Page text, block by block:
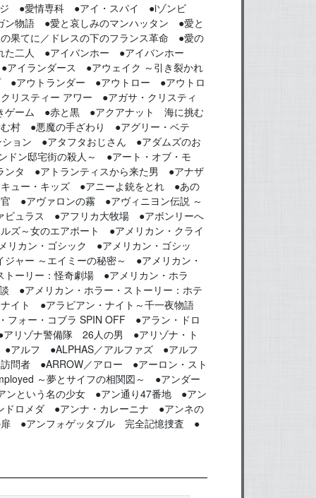
ジ ●愛情専科 ●アイ・スパイ ●iゾンビ
ン物語 ●愛と哀しみのマンハッタン ●愛と
てに／ドレスの下のフランス革命 ●愛の
た二人 ●アイバンホー ●アイバンホー
イランダース ●アウェイク ～引き裂かれ
●アウトランダー ●アウトロー ●アウトロ
スティー アワー ●アガサ・クリスティ
ゲーム ●赤と黒 ●アクアナット 海に挑む
村 ●悪魔の手ざわり ●アグリー・ベテ
ョン ●アタフタおじさん ●アダムズのお
ドン邸宅街の殺人～ ●アート・オブ・モ
タ ●アトランティスから来た男 ●アナザ
ュー・キッズ ●アニーよ銃をとれ ●あの
●アヴァロンの霧 ●アヴィニヨン伝説 ～
ュラス ●アフリカ大牧場 ●アボンリーへ
～女のエアポート ●アメリカン・クライ
カン・ゴシック ●アメリカン・ゴシッ
ャー ～エイミーの秘密～ ●アメリカン・
ーリー：怪奇劇場 ●アメリカン・ホラ
●アメリカン・ホラー・ストーリー：ホテ
イト ●アラビアン・ナイト～千一夜物語
ォー・コブラ SPIN OFF ●アラン・ドロ
リゾナ警備隊 26人の男 ●アリゾナ・ト
アルフ ●ALPHAS／アルファズ ●アルフ
問者 ●ARROW／アロー ●アーロン・スト
～夢とサイフの相関図～ ●アンダー
という名の少女 ●アン通り47番地 ●アン
ロメダ ●アンナ・カレーニナ ●アンネの
●アンフォゲッタブル 完全記憶捜査 ●